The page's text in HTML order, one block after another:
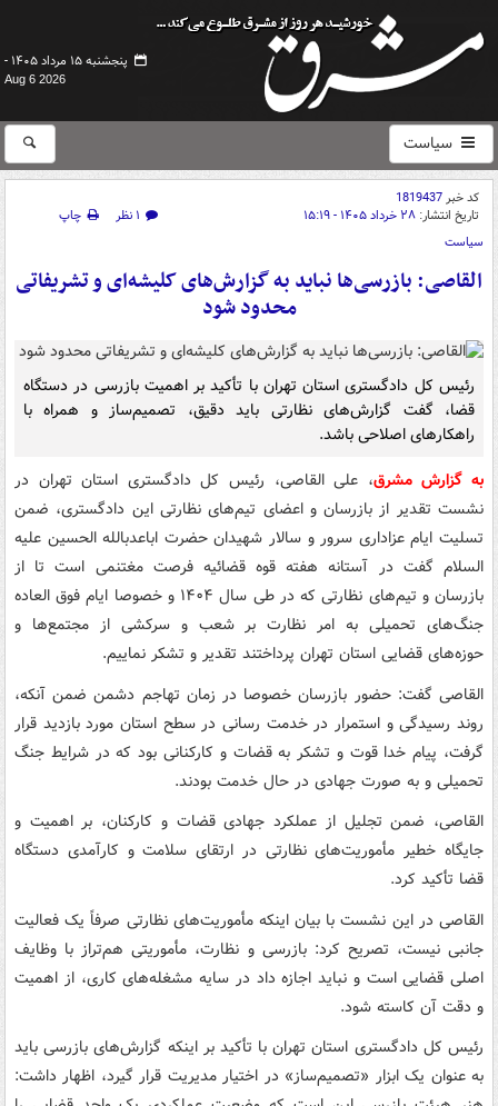
پنجشنبه ۱۵ مرداد ۱۴۰۵ -
Aug 6 2026
سیاست
کد خبر1819437
تاریخ انتشار: ۲۸ خرداد ۱۴۰۵ - ۱۵:۱۹ ۱ نظر
چاپ
سیاست
القاصی: بازرسی‌ها نباید به گزارش‌های کلیشه‌ای و تشریفاتی
محدود شود
رئیس کل دادگستری استان تهران با تأکید بر اهمیت بازرسی در دستگاه
قضا، گفت گزارش‌های نظارتی باید دقیق، تصمیم‌ساز و همراه با
راهکارهای اصلاحی باشد.
به گزارش مشرق، علی القاصی، رئیس کل دادگستری استان تهران در
نشست تقدیر از بازرسان و اعضای تیم‌های نظارتی این دادگستری، ضمن
تسلیت ایام عزاداری سرور و سالار شهیدان حضرت اباعدبالله الحسین علیه
السلام گفت در آستانه هفته قوه قضائیه فرصت مغتنمی است تا از
بازرسان و تیم‌های نظارتی که در طی سال ۱۴۰۴ و خصوصا ایام فوق العاده
جنگ‌های تحمیلی به امر نظارت بر شعب و سرکشی از مجتمع‌ها و
حوزه‌های قضایی استان تهران پرداختند تقدیر و تشکر نماییم.
القاصی گفت: حضور بازرسان خصوصا در زمان تهاجم دشمن ضمن آنکه،
روند رسیدگی و استمرار در خدمت رسانی در سطح استان مورد بازدید قرار
گرفت، پیام خدا قوت و تشکر به قضات و کارکنانی بود که در شرایط جنگ
تحمیلی و به صورت جهادی در حال خدمت بودند.
القاصی، ضمن تجلیل از عملکرد جهادی قضات و کارکنان، بر اهمیت و
جایگاه خطیر مأموریت‌های نظارتی در ارتقای سلامت و کارآمدی دستگاه
قضا تأکید کرد.
القاصی در این نشست با بیان اینکه مأموریت‌های نظارتی صرفاً یک فعالیت
جانبی نیست، تصریح کرد: بازرسی و نظارت، مأموریتی هم‌تراز با وظایف
اصلی قضایی است و نباید اجازه داد در سایه مشغله‌های کاری، از اهمیت
و دقت آن کاسته شود.
رئیس کل دادگستری استان تهران با تأکید بر اینکه گزارش‌های بازرسی باید
به عنوان یک ابزار «تصمیم‌ساز» در اختیار مدیریت قرار گیرد، اظهار داشت: